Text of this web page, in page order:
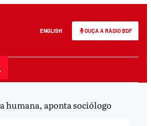
ENGLISH OUÇA A RÁDIO BDF
humana, aponta sociólogo